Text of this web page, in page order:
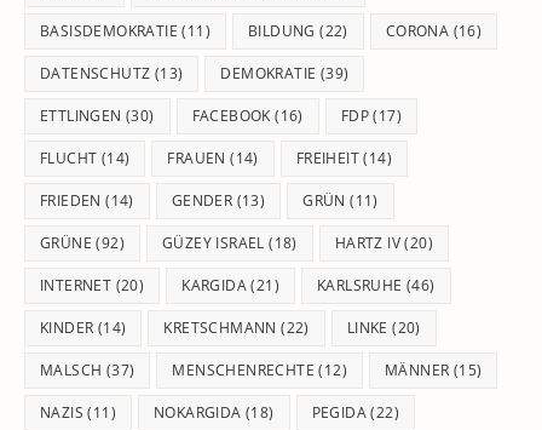
BASISDEMOKRATIE (11) BILDUNG (22) CORONA (16)
DATENSCHUTZ (13) DEMOKRATIE (39)
ETTLINGEN (30) FACEBOOK (16) FDP(17)
FLUCHT (14) FRAUEN (14) FREIHEIT(14)
FRIEDEN (14) GENDER (13) GRÜN (11)
GRÜNE (92) GÜZEY ISRAEL (18) HARTZ IV(20)
INTERNET (20) KARGIDA(21) KARLSRUHE (46)
KINDER (14) KRETSCHMANN (22) LINKE (20)
MALSCH (37) MENSCHENRECHTE (12) MÄNNER (15)
NAZIS (11) NOKARGIDA (18) PEGIDA(22)